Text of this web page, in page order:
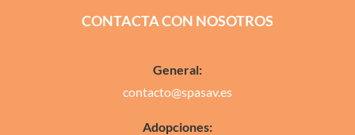
CONTACTA CON NOSOTROS
General:
contacto@spasav.es
Adopciones: